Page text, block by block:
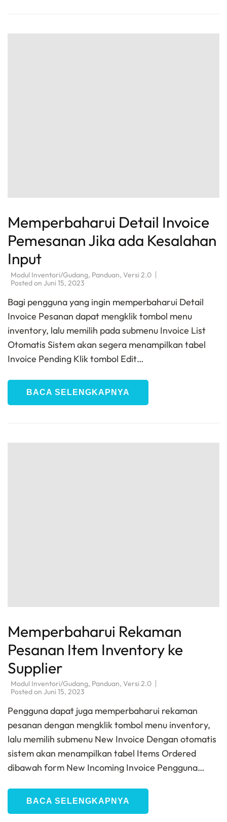
Memperbaharui Detail Invoice
Pemesanan Jika ada Kesalahan
Input
Modul Inventori/Gudang, Panduan, Versi 2.0
Posted on Juni 15, 2023
Bagi pengguna yang ingin memperbaharui Detail
Invoice Pesanan dapat mengklik tombol menu
inventory, lalu memilih pada submenu Invoice List
Otomatis Sistem akan segera menampilkan tabel
Invoice Pending Klik tombol Edit…
BACA SELENGKAPNYA
Memperbaharui Rekaman
Pesanan Item Inventory ke
Supplier
Modul Inventori/Gudang, Panduan, Versi 2.0
Posted on Juni 15, 2023
Pengguna dapat juga memperbaharui rekaman
pesanan dengan mengklik tombol menu inventory,
lalu memilih submenu New Invoice Dengan otomatis
sistem akan menampilkan tabel Items Ordered
dibawah form New Incoming Invoice Pengguna…
BACA SELENGKAPNYA